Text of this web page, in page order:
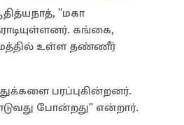
"மகா
கங்கை,
உள்ள தண்ணீர்
பரப்புகின்றனர்.
போன்றது" என்றார்.